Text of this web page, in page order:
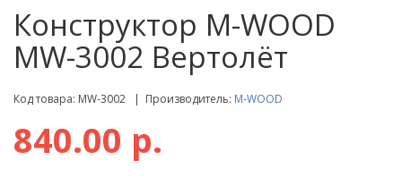
Конструктор M-WOOD
MW-3002 Вертолёт
Код товара: MW-3002 | Производитель: M-WOOD
840.00 р.